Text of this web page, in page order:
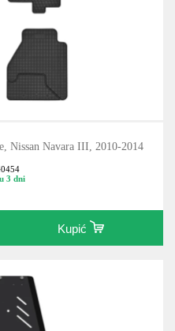
Nissan Navara III, 2010-2014
3 dni
Kupić